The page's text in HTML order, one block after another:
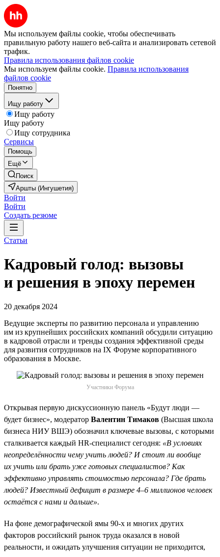
Мы используем файлы cookie, чтобы обеспечивать
правильную работу нашего веб-сайта и анализировать сетевой
трафик.
Правила использования файлов cookie
Мы используем файлы cookie. Правила использования
файлов cookie
Понятно
Ищу работу
Ищу работу
Ищу работу
Ищу сотрудника
Сервисы
Помощь
Ещё
Поиск
Аршты (Ингушетия)
Войти
Войти
Создать резюме
Статьи
Кадровый голод: вызовы
и решения в эпоху перемен
20 декабря 2024
Ведущие эксперты по развитию персонала и управлению
им из крупнейших российских компаний обсудили ситуацию
в кадровой отрасли и тренды создания эффективной среды
для развития сотрудников на IX Форуме корпоративного
образования в Москве.
Участники Форума
Открывая первую дискуссионную панель «Будут люди —
будет бизнес», модератор Валентин Тимаков (Высшая школа
бизнеса НИУ ВШЭ) обозначил ключевые вызовы, с которыми
сталкивается каждый HR-специалист сегодня: «В условиях
неопределённости чему учить людей? И стоит ли вообще
их учить или брать уже готовых специалистов? Как
эффективно управлять стоимостью персонала? Где брать
людей? Известный дефицит в размере 4–6 миллионов человек
остаётся с нами и дальше».
На фоне демографической ямы 90-х и многих других
факторов российский рынок труда оказался в новой
реальности, и ожидать улучшения ситуации не приходится,